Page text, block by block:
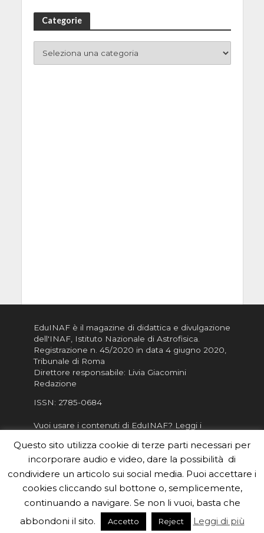
Categorie
EduINAF è il magazine di didattica e divulgazione
dell'INAF, Istituto Nazionale di Astrofisica
Registrazione n. 45/2020 in data 4 giugno 2020,
Tribunale di Roma
Direttore responsabile: Livia Giacomini
Redazione
ISSN: 2785-0684
Vuoi usare i contenuti di EduINAF? Leggi i
Informativa sulla Privacy
Informatva sui Cookie
Per la rubrica de l'Astronomo risponde, per
inviarci le tue foto o i tuoi contributi, scrivici a
redazione.edu [chiocciola] inaf.it oppure
il form
Questo sito utilizza cookie di terze parti necessari per
incorporare audio e video, dare la possibilità di
condividere un articolo sui social media. Puoi accettare i
cookies cliccando sul bottone o, semplicemente,
continuando a navigare. Se non li vuoi, basta che
abbondoni il sito.
Accetto Reject Leggi di più